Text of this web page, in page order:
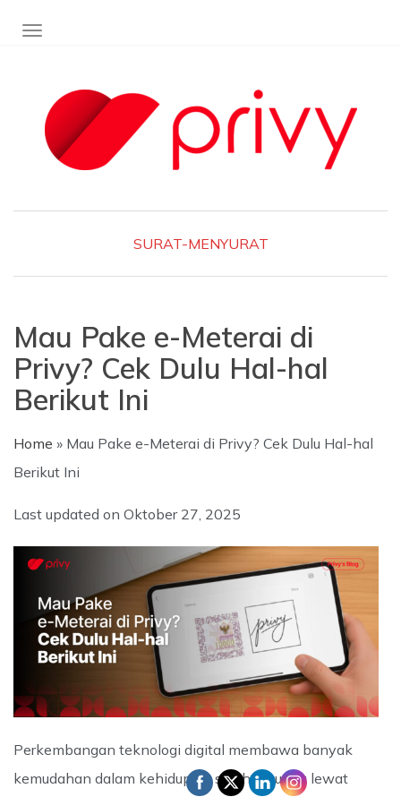
TOGGLE NAVIGATION
SURAT-MENYURAT
Mau Pake e-Meterai di
Privy? Cek Dulu Hal-hal
Berikut Ini
Home » Mau Pake e-Meterai di Privy? Cek Dulu Hal-hal
Berikut Ini
Last updated on Oktober 27, 2025
Perkembangan teknologi digital membawa banyak
kemudahan dalam kehidupan, salah satunya lewat